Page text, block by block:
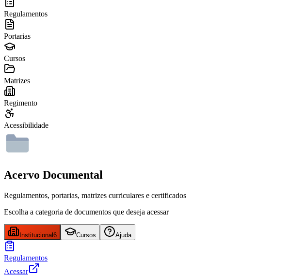
Regulamentos
Portarias
Cursos
Matrizes
Regimento
Acessibilidade
Acervo Documental
Regulamentos, portarias, matrizes curriculares e certificados
Escolha a categoria de documentos que deseja acessar
Institucional6 Cursos Ajuda
Regulamentos
Acessar